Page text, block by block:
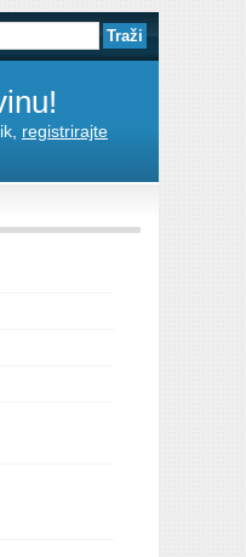
registrirajte